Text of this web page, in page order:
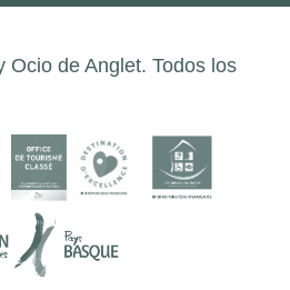
Ocio de Anglet. Todos los